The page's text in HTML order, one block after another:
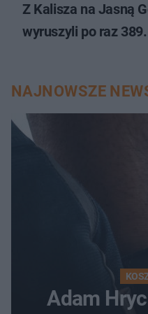
Z Kalisza na Jasną
wyruszyli po raz 389.
NAJNOWSZE
Adam